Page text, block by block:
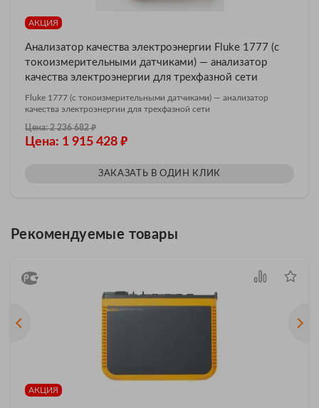
АКЦИЯ
Анализатор качества электроэнергии Fluke 1777 (с
токоизмерительными датчиками) — анализатор
качества электроэнергии для трехфазной сети
Fluke 1777 (с токоизмерительными датчиками) — анализатор
качества электроэнергии для трехфазной сети
Цена: 2 236 682₽
Цена: 1 915 428 ₽
ЗАКАЗАТЬ В ОДИН КЛИК
Рекомендуемые товары
АКЦИЯ